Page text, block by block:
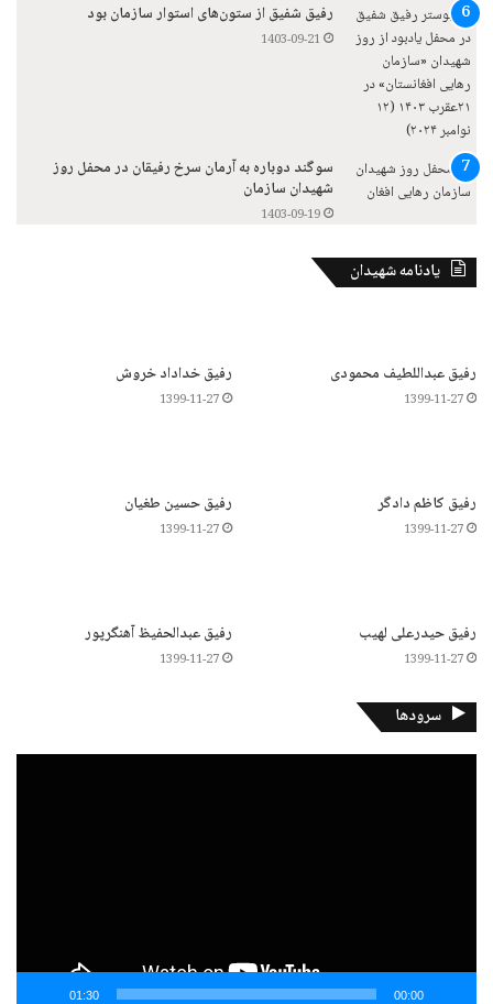
رفیق شفیق از ستون‌های استوار سازمان بود
1403-09-21
سوگند دوباره به آرمان سرخ رفیقان در محفل روز
شهیدان سازمان
1403-09-19
یادنامه شهیدان
رفیق عبداللطیف محمودی
1399-11-27
رفیق خداداد خروش
1399-11-27
رفیق کاظم دادگر
1399-11-27
رفیق حسین طغیان
1399-11-27
رفیق حیدرعلی لهیب
1399-11-27
رفیق عبدالحفیظ آهنگرپور
1399-11-27
سرودها
00:00
01:30